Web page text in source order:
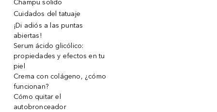
Champu solido
Cuidados del tatuaje
¡Di adiós a las puntas
abiertas!
Serum ácido glicólico:
propiedades y efectos en tu
piel
Crema con colágeno, ¿cómo
funcionan?
Cómo quitar el
autobronceador